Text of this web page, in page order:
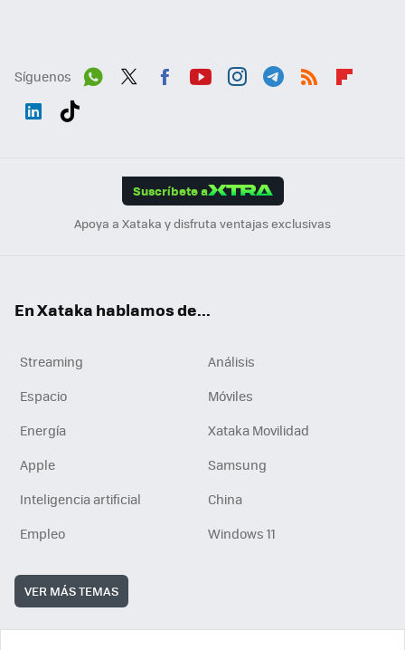
Síguenos
Suscríbete a
Apoya a Xataka y disfruta ventajas exclusivas
En Xataka hablamos de...
Streaming
Análisis
Espacio
Móviles
Energía
Xataka Movilidad
Apple
Samsung
Inteligencia artificial
China
Empleo
Windows 11
VER MÁS TEMAS